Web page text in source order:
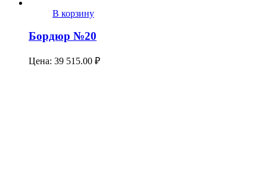
В корзину
Бордюр №20
Цена: 39 515.00 ₽